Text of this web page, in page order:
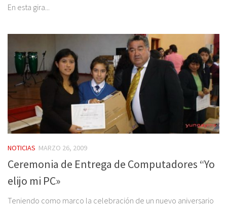
En esta gira...
NOTICIAS MARZO 26, 2009
Ceremonia de Entrega de Computadores “Yo
elijo mi PC»
Teniendo como marco la celebración de un nuevo aniversario